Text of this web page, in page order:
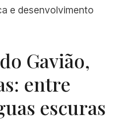
e desenvolvimento
Gavião,
entre
escuras